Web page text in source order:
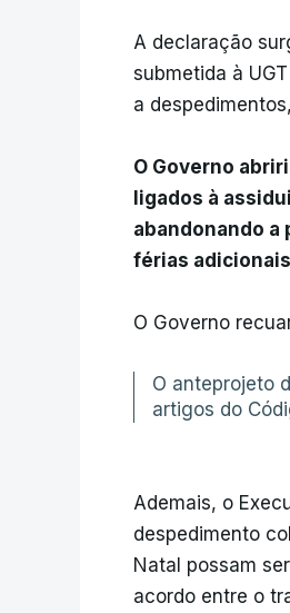
A declaração
submetida à
a
O Governo
ligados à
abandonando
férias
O Governo
O anteprojeto
artigos do
Ademais, o
despedimento
Natal possam
acordo entre o